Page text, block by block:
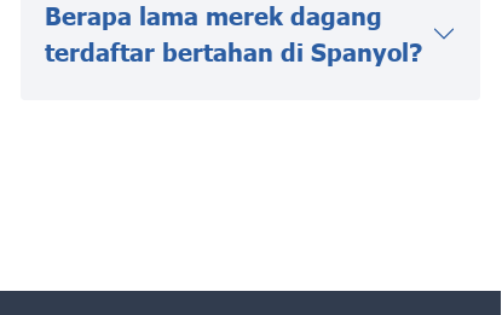
Berapa lama merek dagang
terdaftar bertahan di Spanyol?